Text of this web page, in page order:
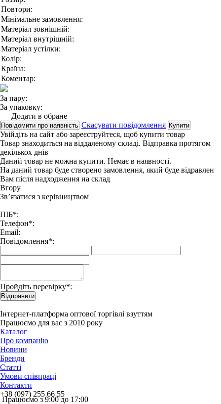
Повтори:
Мінімальне замовлення:
Матеріал зовнішній:
Матеріал внутрішній:
Матеріал устілки:
Колір:
Країна:
Коментар:
За пару:
За упаковку:
Додати в обране
Повідомити про наявність Скасувати повідомлення Купити
Увійдіть на сайт або зареєструйтеся, щоб купити товар
Товар знаходиться на віддаленому складі. Відправка протягом
декількох днів
Даний товар не можна купити. Немає в наявності.
На даний товар буде створено замовлення, який буде відравлен
Вам після надходження на склад
Вгору
Зв’язатися з керівництвом
ПІБ*:
Телефон*:
Email:
Повідомлення*:
Пройдіть перевірку*:
Відправити
Інтернет-платформа оптової торгівлі взуттям
Працюємо для вас з 2010 року
Каталог
Про компанію
Новини
Бренди
Статті
Умови співпраці
Контакти
+38 (097) 255 66 55
Працюємо з 9:00 до 17:00